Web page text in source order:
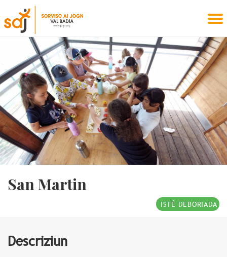
San Martin
ISTÉ DEBORIADA
Descriziun